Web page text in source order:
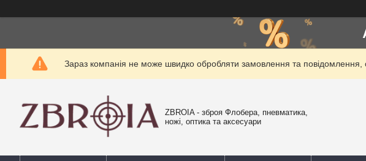
Зараз компанія не може швидко обробляти замовлення та повідомлення,
ZBROIA - зброя Флобера, пневматика,
ножі, оптика та аксесуари